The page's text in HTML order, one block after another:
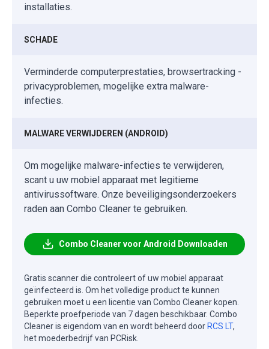
installaties.
SCHADE
Verminderde computerprestaties, browsertracking -
privacyproblemen, mogelijke extra malware-
infecties.
MALWARE VERWIJDEREN (ANDROID)
Om mogelijke malware-infecties te verwijderen,
scant u uw mobiel apparaat met legitieme
antivirussoftware. Onze beveiligingsonderzoekers
raden aan Combo Cleaner te gebruiken.
Combo Cleaner voor Android Downloaden
Gratis scanner die controleert of uw mobiel apparaat
geïnfecteerd is. Om het volledige product te kunnen
gebruiken moet u een licentie van Combo Cleaner kopen.
Beperkte proefperiode van 7 dagen beschikbaar. Combo
Cleaner is eigendom van en wordt beheerd doorRCS LT,
het moederbedrijf van PCRisk.